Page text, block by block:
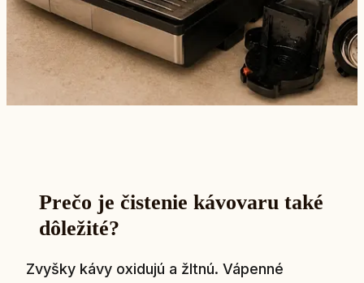
Prečo je čistenie kávovaru také
dôležité?
Zvyšky kávy oxidujú a žltnú. Vápenné